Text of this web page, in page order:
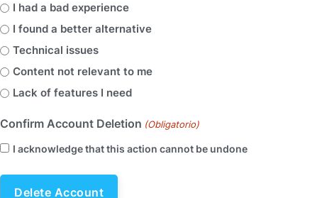
I had a bad experience
I found a better alternative
Technical issues
Content not relevant to me
Lack of features I need
Confirm Account Deletion (Obligatorio)
I acknowledge that this action cannot be undone